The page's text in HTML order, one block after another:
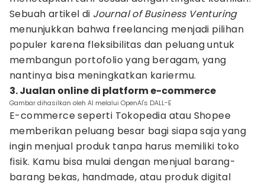
Sebuah artikel di Journal of Business Venturing
menunjukkan bahwa freelancing menjadi pilihan
populer karena fleksibilitas dan peluang untuk
membangun portofolio yang beragam, yang
nantinya bisa meningkatkan kariermu.
3. Jualan online di platform e-commerce
Gambar dihasilkan oleh AI melalui OpenAI's DALL-E
E-commerce seperti Tokopedia atau Shopee
memberikan peluang besar bagi siapa saja yang
ingin menjual produk tanpa harus memiliki toko
fisik. Kamu bisa mulai dengan menjual barang-
barang bekas, handmade, atau produk digital